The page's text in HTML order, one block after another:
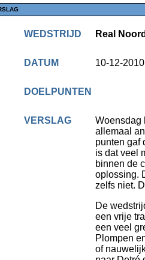
WEDSTRIJD Real
DATUM 10-12-
DOELPUNTEN
VERSLAG
Woensdag
allemaal
punten gaf
is dat veel
binnen de
oplossing.
zelfs niet.
De
een vrije
een veel
Plompen
of